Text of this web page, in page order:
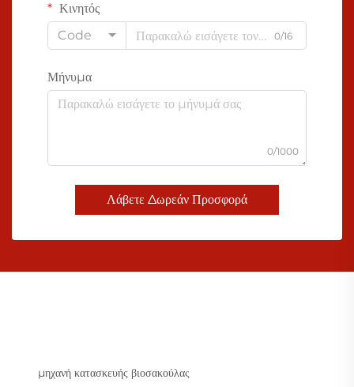
Κινητός
Code
0/16
Μήνυμα
0/1000
Λάβετε Δωρεάν Προσφορά
μηχανή κατασκευής βιοσακούλας